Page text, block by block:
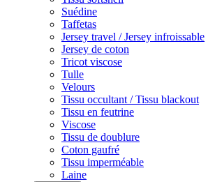
Suédine
Taffetas
Jersey travel / Jersey infroissable
Jersey de coton
Tricot viscose
Tulle
Velours
Tissu occultant / Tissu blackout
Tissu en feutrine
Viscose
Tissu de doublure
Coton gaufré
Tissu imperméable
Laine